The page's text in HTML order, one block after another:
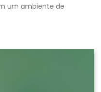
um ambiente de